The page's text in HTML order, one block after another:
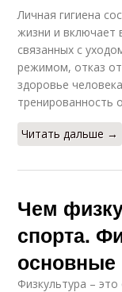
Личная гигиена
жизни и включает
связанных с
режимом, отказ
здоровье
тренированность
Читать дальше →
Чем
спорта.
основные
Физкультура –